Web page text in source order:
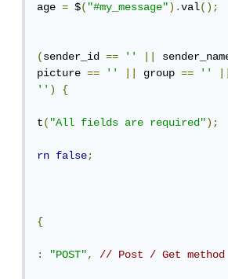
age = $("#my_message").val();
(sender_id == ''
picture == '' group == ''
'')
{
t("All fields are required");
rn
false;
{
:
"POST",
// Post / Get method